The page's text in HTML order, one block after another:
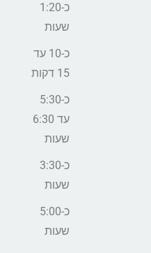
כ-1:20
שעות
כ-10 עד
15 דקות
כ-5:30
עד 6:30
שעות
כ-3:30
שעות
כ-5:00
שעות